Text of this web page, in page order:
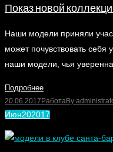
Показ новой
Наши модели приняли
может почувствовать
наши модели, чья
Подробнее
20.06.2017 РаботаBy
Июн202017